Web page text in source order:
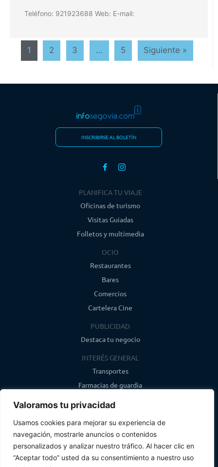
Valoramos tu privacidad
Usamos cookies para mejorar su experiencia de
navegación, mostrarle anuncios o contenidos
personalizados y analizar nuestro tráfico. Al hacer clic en
“Aceptar todo” usted da su consentimiento a nuestro uso
Teléfono: 921923688 Web: E-mail:
1 2 3 … 5 Siguiente »
INSCRIBIRSE AL BOLETÍN
PLANIFICA TU VIAJE
Oficinas de turismo
Visitas Guiadas
Folletos y multimedia
OCIO
Restaurantes
Bares
Comercios
Cartelera Cine
PUBLICIDAD
Destaca tu negocio
INTERÉS GENERAL
Transportes
Farmacias de guardia
CONTACTO
info@infosegovia.com